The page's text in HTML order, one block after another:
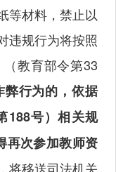
等材料，禁止以
违规行为将按照
（教育部令第33
弊行为的，依据
188号）相关规
再次参加教师资
将移送司法机关